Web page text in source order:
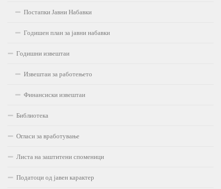
Постапки Јавни Набавки
Годишен план за јавни набавки
Годишни извештаи
Извештаи за работењето
Финансиски извештаи
Библиотека
Огласи за вработување
Листа на заштитени споменици
Податоци од јавен карактер